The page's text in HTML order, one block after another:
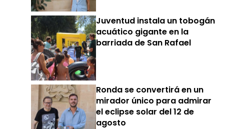
Juventud instala un tobogán
acuático gigante en la
barriada de San Rafael
Ronda se convertirá en un
mirador único para admirar
el eclipse solar del 12 de
agosto